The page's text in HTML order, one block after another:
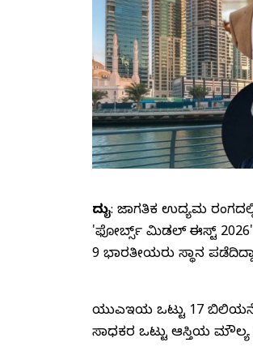
ದುಬೈ: ಜಾಗತಿಕ ಉದ್ಯಮ ರಂಗದಲ್ಲಿ
'ಫೋರ್ಬ್ಸ್ ಮಿಡಲ್ ಈಸ್ಟ್
9 ಭಾರತೀಯರು ಸ್ಥಾನ
ಯುಎಇಯ ಒಟ್ಟು 17
ಸಾಧಕರ ಒಟ್ಟು ಆಸ್ತಿಯ